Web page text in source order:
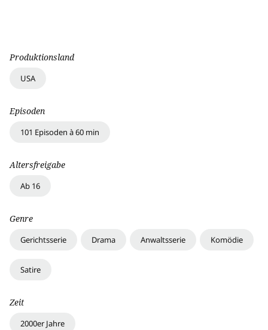
Produktionsland
USA
Episoden
101 Episoden à 60 min
Altersfreigabe
Ab 16
Genre
Gerichtsserie Drama Anwaltsserie Komödie
Satire
Zeit
2000er Jahre